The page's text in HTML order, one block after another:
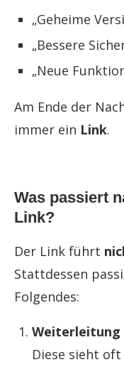
„Geheime
„Bessere
„Neue
Am Ende der
immer ein Link.
Was passiert
Link?
Der Link führt
Stattdessen
Folgendes:
Weiterleitung
Diese sieht